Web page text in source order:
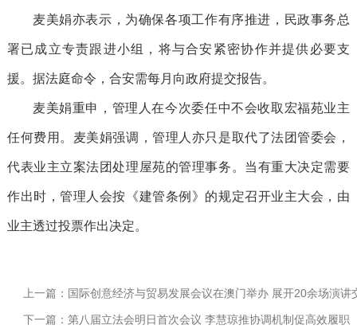
麦美娟亦表示，为确保各项工作有序推进，民政事务总
署已成立专责跟进小组，将与合安紧密协作并提供必要支
援。据法庭命令，合安需每月向政府提交报告。
麦美娟重申，管理人在今次委任中不会收取宏福苑业主
任何费用。麦美娟强调，管理人亦只是取代了法团管委会，
代表业主立案法团处理屋苑的管理事务。当有重大决定需要
作出时，管理人会按《建管条例》的规定召开业主大会，由
业主透过投票作出决定。
上一篇：国际创意经济与贸易发展会议在澳门举办 展开20余场演讲
下一篇：第八届立法会明日首次会议 李慧琼推协调机制促高效履职